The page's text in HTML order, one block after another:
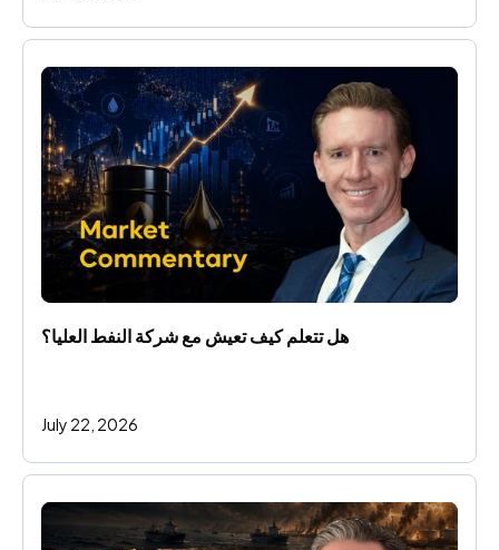
هل تتعلم كيف تعيش مع شركة النفط العليا؟
July 22, 2026